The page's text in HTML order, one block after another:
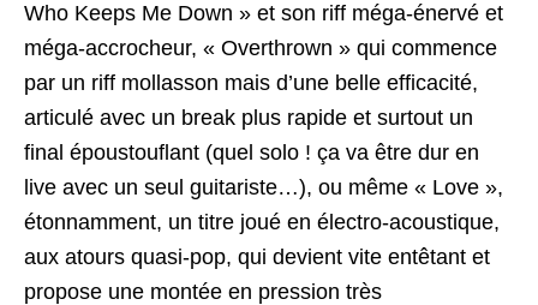
Who Keeps Me Down » et son riff méga-énervé et
méga-accrocheur, « Overthrown » qui commence
par un riff mollasson mais d’une belle efficacité,
articulé avec un break plus rapide et surtout un
final époustouflant (quel solo ! ça va être dur en
live avec un seul guitariste…), ou même « Love »,
étonnamment, un titre joué en électro-acoustique,
aux atours quasi-pop, qui devient vite entêtant et
propose une montée en pression très